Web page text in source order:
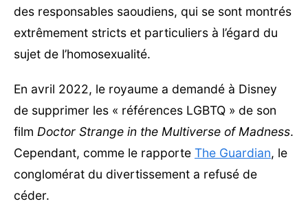
des responsables saoudiens, qui se sont montrés
extrêmement stricts et particuliers à l’égard du
sujet de l’homosexualité.
En avril 2022, le royaume a demandé à Disney
de supprimer les « références LGBTQ » de son
film Doctor Strange in the Multiverse of Madness.
Cependant, comme le rapporte The Guardian, le
conglomérat du divertissement a refusé de
céder.